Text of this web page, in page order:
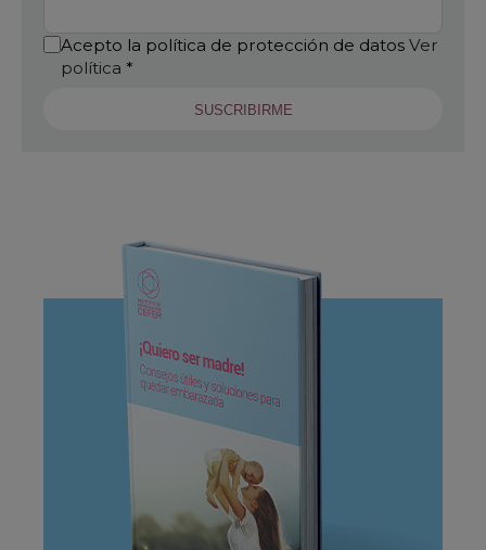
Acepto la política de protección de datos Ver
política *
SUSCRIBIRME